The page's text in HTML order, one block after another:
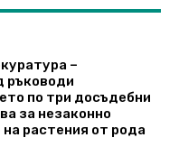
–
ръководи
по три досъдебни
за незаконно
растения от рода